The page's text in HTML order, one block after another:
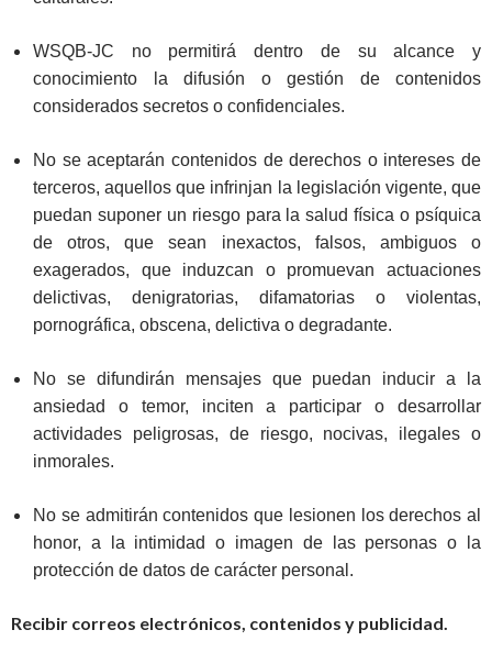
WSQB-JC no permitirá dentro de su alcance y
conocimiento la difusión o gestión de contenidos
considerados secretos o confidenciales.
No se aceptarán contenidos de derechos o intereses de
terceros, aquellos que infrinjan la legislación vigente, que
puedan suponer un riesgo para la salud física o psíquica
de otros, que sean inexactos, falsos, ambiguos o
exagerados, que induzcan o promuevan actuaciones
delictivas, denigratorias, difamatorias o violentas,
pornográfica, obscena, delictiva o degradante.
No se difundirán mensajes que puedan inducir a la
ansiedad o temor, inciten a participar o desarrollar
actividades peligrosas, de riesgo, nocivas, ilegales o
inmorales.
No se admitirán contenidos que lesionen los derechos al
honor, a la intimidad o imagen de las personas o la
protección de datos de carácter personal.
Recibir correos electrónicos, contenidos y publicidad.